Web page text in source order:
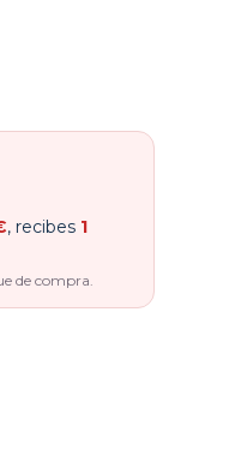
, recibes 1
de compra.